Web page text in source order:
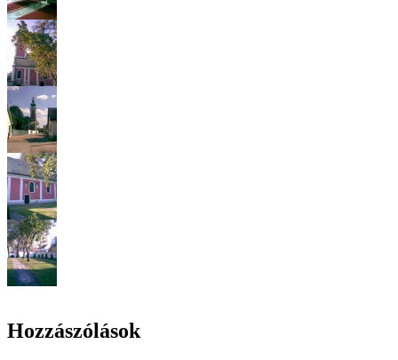
Hozzászólások